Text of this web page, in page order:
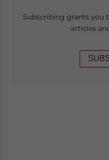
Subscribing grants you
articles